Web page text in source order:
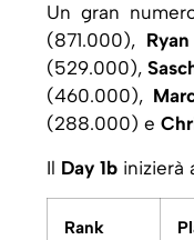
Un gran
(871.000),
(529.000),
(460.000),
(288.000) e
Il Day 1b inizierà
Rank